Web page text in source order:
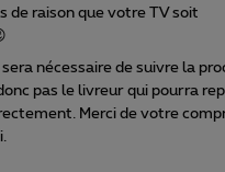
de raison que votre TV soit
sera nécessaire de suivre la
pas le livreur qui pourra
Merci de votre